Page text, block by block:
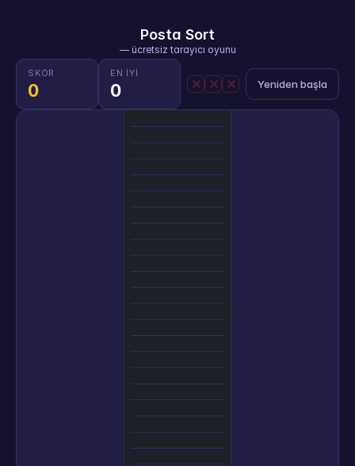
Posta Sort
— ücretsiz tarayıcı oyunu
SKOR
0
EN IYI
0 ✕ ✕ ✕ Yeniden başla